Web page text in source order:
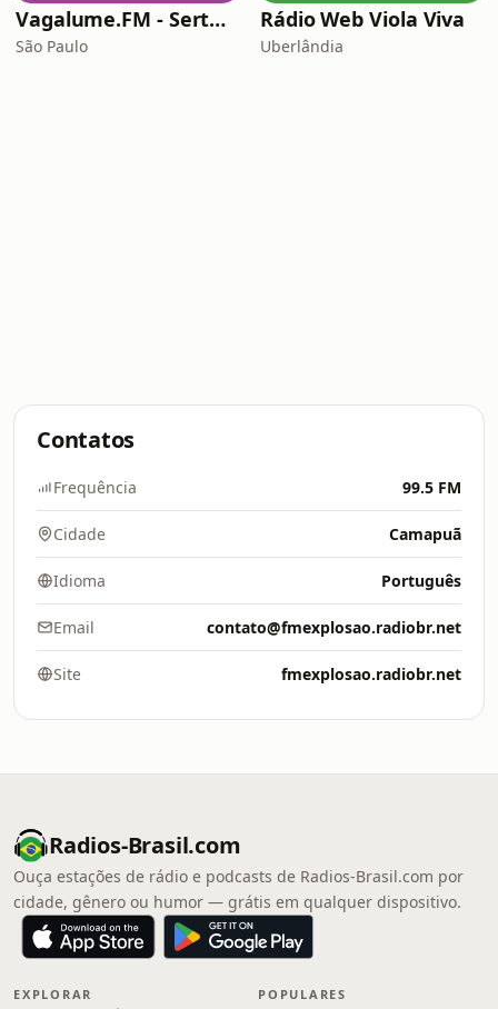
Vagalume.FM - Sertanejo Raiz
São Paulo
Rádio Web Viola Viva
Uberlândia
Contatos
Frequência 99.5 FM
Cidade Camapuã
Idioma Português
Email contato@fmexplosao.radiobr.net
Site fmexplosao.radiobr.net
Radios-Brasil.com
Ouça estações de rádio e podcasts de Radios-Brasil.com por
cidade, gênero ou humor — grátis em qualquer dispositivo.
EXPLORAR POPULARES